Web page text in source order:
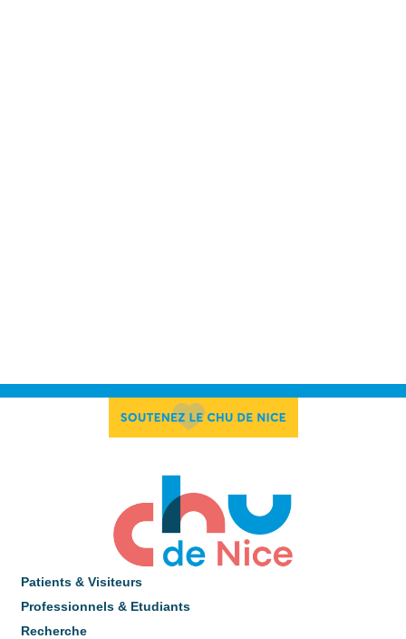
Patients & Visiteurs
Professionnels & Etudiants
Recherche